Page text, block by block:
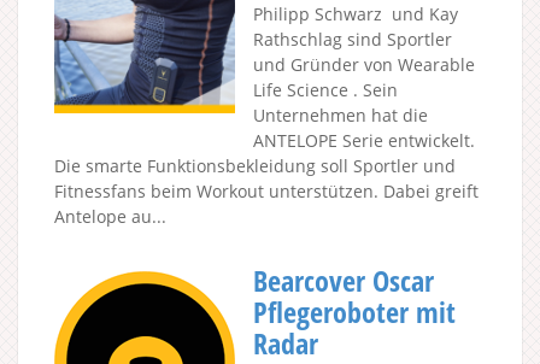
Philipp Schwarz und Kay
Rathschlag sind Sportler
und Gründer von Wearable
Life Science . Sein
Unternehmen hat die
ANTELOPE Serie entwickelt.
Die smarte Funktionsbekleidung soll Sportler und
Fitnessfans beim Workout unterstützen. Dabei greift
Antelope au...
Bearcover Oscar
Pflegeroboter mit
Radar